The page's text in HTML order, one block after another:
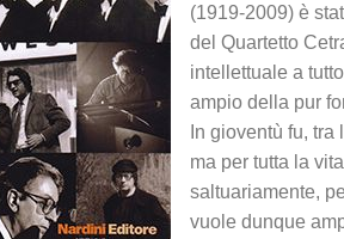
(1919-2009) è
del Quartetto
intellettuale a
ampio della pur
In gioventù fu,
ma per tutta la
saltuariamente,
vuole dunque